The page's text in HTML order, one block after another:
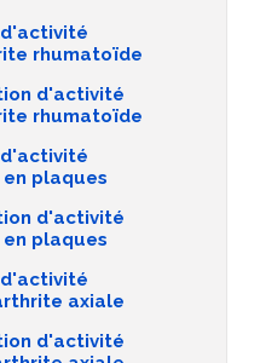
rhumatoïde
d'activité
rhumatoïde
plaques
d'activité
plaques
axiale
d'activité